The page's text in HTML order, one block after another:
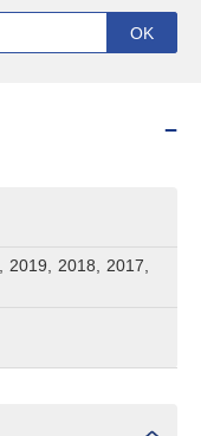
2018, 2017,